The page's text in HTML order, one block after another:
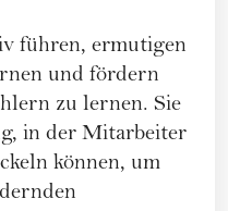
führen, ermutigen
und fördern
zu lernen. Sie
in der Mitarbeiter
können, um